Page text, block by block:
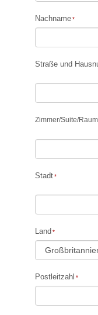
Nachname
Straße und
Zimmer/Suite/Raum
Stadt
Land
Postleitzahl